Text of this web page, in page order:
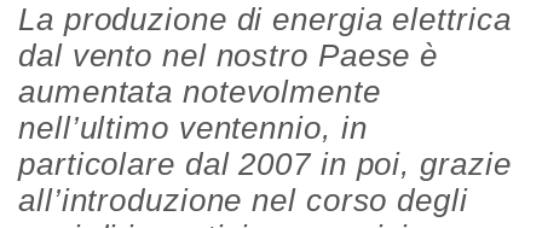
La produzione di energia elettrica
dal vento nel nostro Paese è
aumentata notevolmente
nell’ultimo ventennio, in
particolare dal 2007 in poi, grazie
all’introduzione nel corso degli